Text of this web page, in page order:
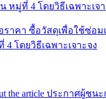
าคา ซื้อวัสดุเพื่อใช้ซ่อม
โดยวิธีเฉพาะเจาะจง